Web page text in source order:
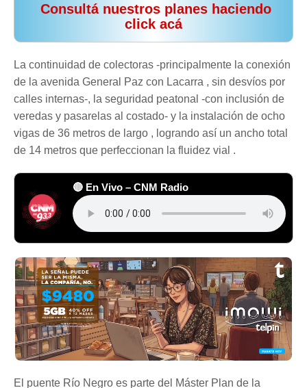
️ Consultá nuestros planes haciendo
click acá
La continuidad de colectoras -principalmente la conexión
de la avenida General Paz con Lacarra , sin desvíos por
calles internas-, la seguridad peatonal -con inclusión de
veredas y pasarelas al costado- y la instalación de ocho
vigas de 36 metros de largo , logrando así un ancho total
de 14 metros que perfeccionan la fluidez vial .
🔴 En Vivo – CNM Radio
El puente Río Negro es parte del Máster Plan de la